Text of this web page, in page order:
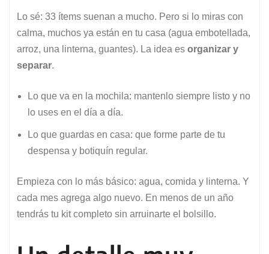
Lo sé: 33 ítems suenan a mucho. Pero si lo miras con
calma, muchos ya están en tu casa (agua embotellada,
arroz, una linterna, guantes). La idea es organizar y
separar.
Lo que va en la mochila: mantenlo siempre listo y no
lo uses en el día a día.
Lo que guardas en casa: que forme parte de tu
despensa y botiquín regular.
Empieza con lo más básico: agua, comida y linterna. Y
cada mes agrega algo nuevo. En menos de un año
tendrás tu kit completo sin arruinarte el bolsillo.